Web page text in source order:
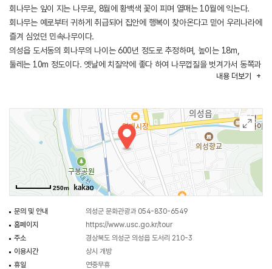
회나무는 잎이 지는 나무로, 8월에 황백색 꽃이 피며 열매는 10월에 익는다.
회나무는 예로부터 귀하게 취급되어 집안에 행복이 찾아온다고 믿어 우리나라에
즐겨 심었던 민속나무이다.
의성읍 도서동의 회나무의 나이는 600년 정도로 추정하며, 높이는 18m,
둘레는 10m 정도이다. 옛날에 치질약에 좋다 하여 나무껍질을 벗겨가서 동쪽과
북서쪽에만 껍질이 남아있다. 가지가 지상으로부터 3m 되는 지점에서 세
가지만 살아있다. 나무의 밑동 부분은 썩어서 큰 구멍이 나 있는 상태이다.
1919년 조선총독부 이름으로 출판된 『조선거수노수명목지』에는 남북한을
통틀어 208건의 회화나무 중 도서동의 회나무나 가슴 높이의 둘레가 가장
크다고 적혀 있다. 또 1972년에 발간된 『보호수지』에 실려 있는 360건
중에서도 단연코 1위였다.
도서동의 회나무는 오랜 세월 동안 조상들의 관심과 보살핌 속에 살아온
나무이며, 회나무 중에서 둘레가 매우 크고 높은 나무로 생물학적 보존가치가
내용 더보기
250m
문의 및 안내
의성군 문화관광과 054-830-6549
홈페이지
https://www.usc.go.kr/tour
주소
경상북도 의성군 의성읍 도서리 210-3
이용시간
상시 개방
휴일
연중무휴